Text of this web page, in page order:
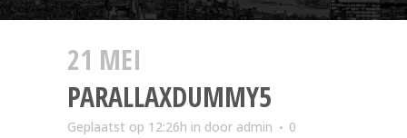
21 MEI
PARALLAXDUMMY5
Geplaatst op 12:26h in door admin
0